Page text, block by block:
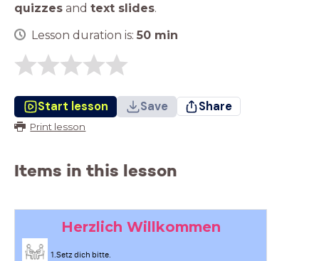
quizzes and text slides.
Lesson duration is: 50 min
Start lesson Save Share
Print lesson
Items in this lesson
Herzlich Willkommen
1.Setz dich bitte.